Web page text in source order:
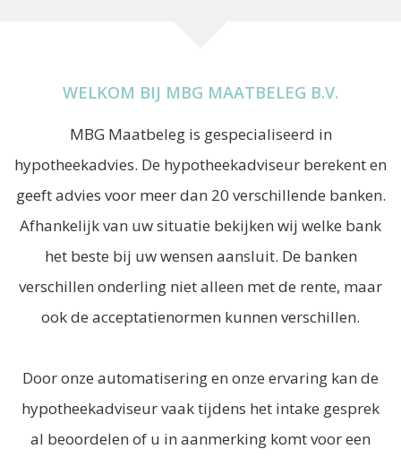
WELKOM BIJ MBG MAATBELEG B.V.
MBG Maatbeleg is gespecialiseerd in
hypotheekadvies. De hypotheekadviseur berekent en
geeft advies voor meer dan 20 verschillende banken.
Afhankelijk van uw situatie bekijken wij welke bank
het beste bij uw wensen aansluit. De banken
verschillen onderling niet alleen met de rente, maar
ook de acceptatienormen kunnen verschillen.
Door onze automatisering en onze ervaring kan de
hypotheekadviseur vaak tijdens het intake gesprek
al beoordelen of u in aanmerking komt voor een